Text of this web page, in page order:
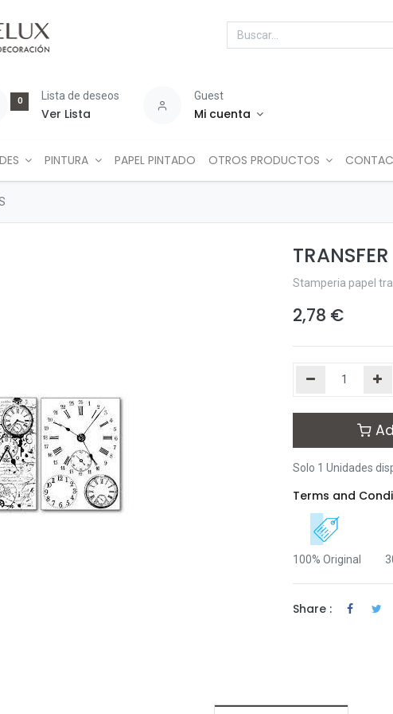
0 Lista de deseos
Ver Lista
Guest
Mi cuenta
PINTURA PAPEL PINTADO OTROS PRODUCTOS
Stamperia papel
2,78 €
Solo 1 Unidades
Terms and
100% Original
Share :